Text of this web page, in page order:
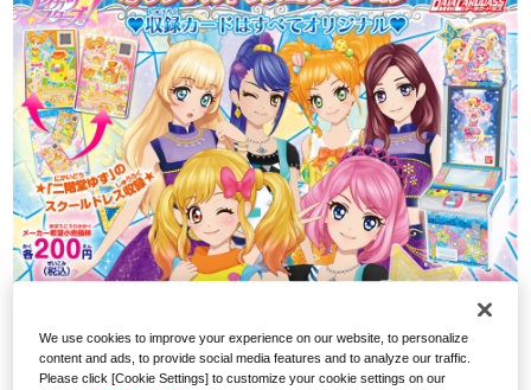
We use cookies to improve your experience on our website, to personalize
content and ads, to provide social media features and to analyze our traffic.
Please click [Cookie Settings] to customize your cookie settings on our